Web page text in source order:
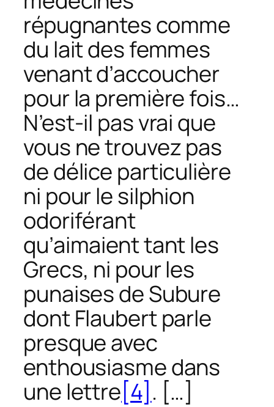
répugnantes comme
du lait des femmes
venant d’accoucher
pour la première fois…
N’est-il pas vrai que
vous ne trouvez pas
de délice particulière
ni pour le silphion
odoriférant
qu’aimaient tant les
Grecs, ni pour les
punaises de Subure
dont Flaubert parle
presque avec
enthousiasme dans
une lettre[4] . […]